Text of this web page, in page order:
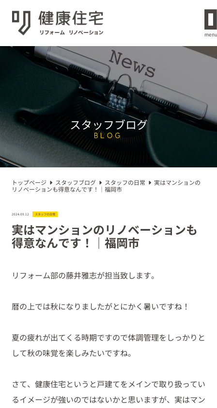
menu
スタッフブログ
BLOG
トップページ スタッフブログ スタッフの日常
実はマンションの
リノベーションも得意なんです！｜福岡市
2024.09.12 スタッフの日常
実はマンションのリノベーションも
得意なんです！｜福岡市
リフォーム部の藤井雅志が担当致します。
暦の上では秋になりましたがとにかく暑いですね！
夏の疲れが出てくる時期ですので体調管理をしっかりと
して秋の味覚を楽しみたいですね。
さて、健康住宅というと戸建てをメインで取り扱ってい
るイメージが強いのではないかと思いますが、実はマン